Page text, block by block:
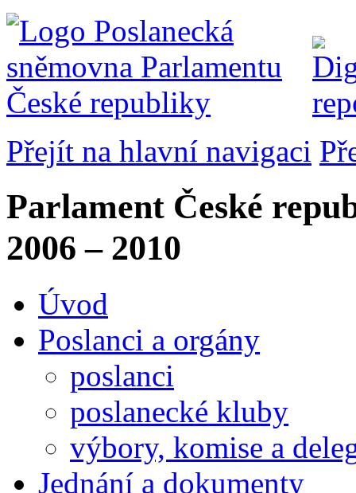
Přejít na hlavní navigaci
Parlament České
2006 – 2010
Úvod
Poslanci a orgány
poslanci
poslanecké kluby
výbory, komise a
Jednání a dokumenty